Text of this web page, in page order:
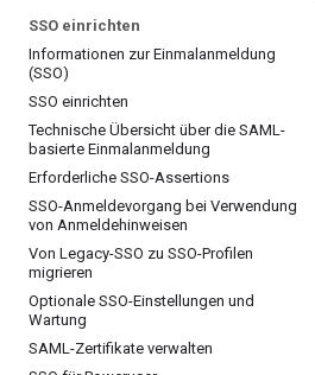
SSO einrichten
Informationen zur Einmalanmeldung
(SSO)
SSO einrichten
Technische Übersicht über die SAML-
basierte Einmalanmeldung
Erforderliche SSO-Assertions
SSO-Anmeldevorgang bei Verwendung
von Anmeldehinweisen
Von Legacy-SSO zu SSO-Profilen
migrieren
Optionale SSO-Einstellungen und
Wartung
SAML-Zertifikate verwalten